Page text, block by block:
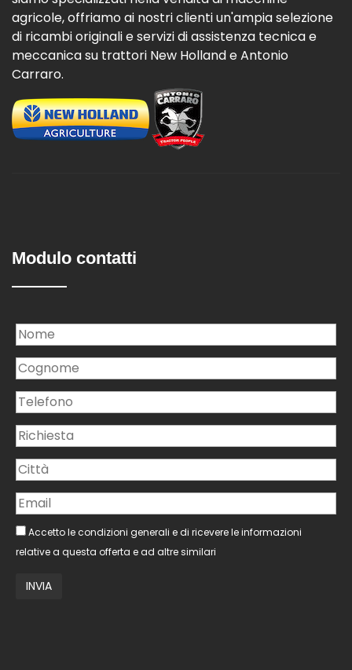
agricole, offriamo ai nostri clienti un'ampia selezione
di ricambi originali e servizi di assistenza tecnica e
meccanica su trattori New Holland e Antonio
Carraro.
Modulo contatti
Accetto le condizioni generali e di ricevere le informazioni
relative a questa offerta e ad altre similari